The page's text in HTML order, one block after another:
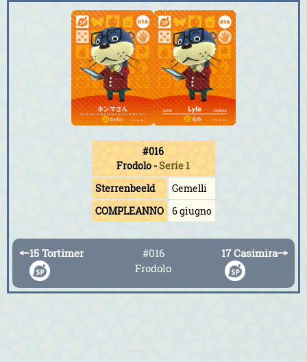
#016
Frodolo-Serie 1
Sterrenbeeld
Gemelli
COMPLEANNO
6 giugno
←15 Tortimer
#016
Frodolo
17 Casimira→